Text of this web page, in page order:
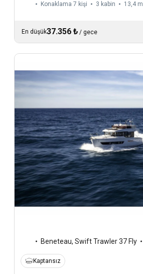
Konaklama 7 kişi 3 kabin 13,4 m
En düşük37.356 ₺ / gece
Beneteau, Swift Trawler 37 Fly
Kaptansız